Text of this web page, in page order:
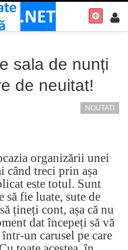
sala de nunți
de neuitat!
NOUTATI
organizării unei
când treci prin așa
este totul. Sunt
să fie luate, sute de
țineți cont, așa că nu
dat începeți să vă
un carusel pe care